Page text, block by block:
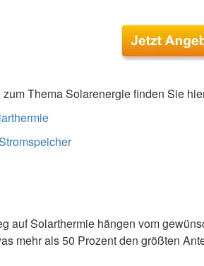
Thema Solarenergie finden Sie
auf Solarthermie hängen vom
mehr als 50 Prozent den größten